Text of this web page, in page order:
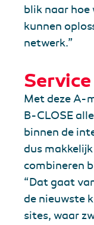
blik naar
kunnen
netwerk.”
Met deze A-
B-CLOSE
binnen de
dus
combineren
“Dat gaat
de nieuwste
sites, waar